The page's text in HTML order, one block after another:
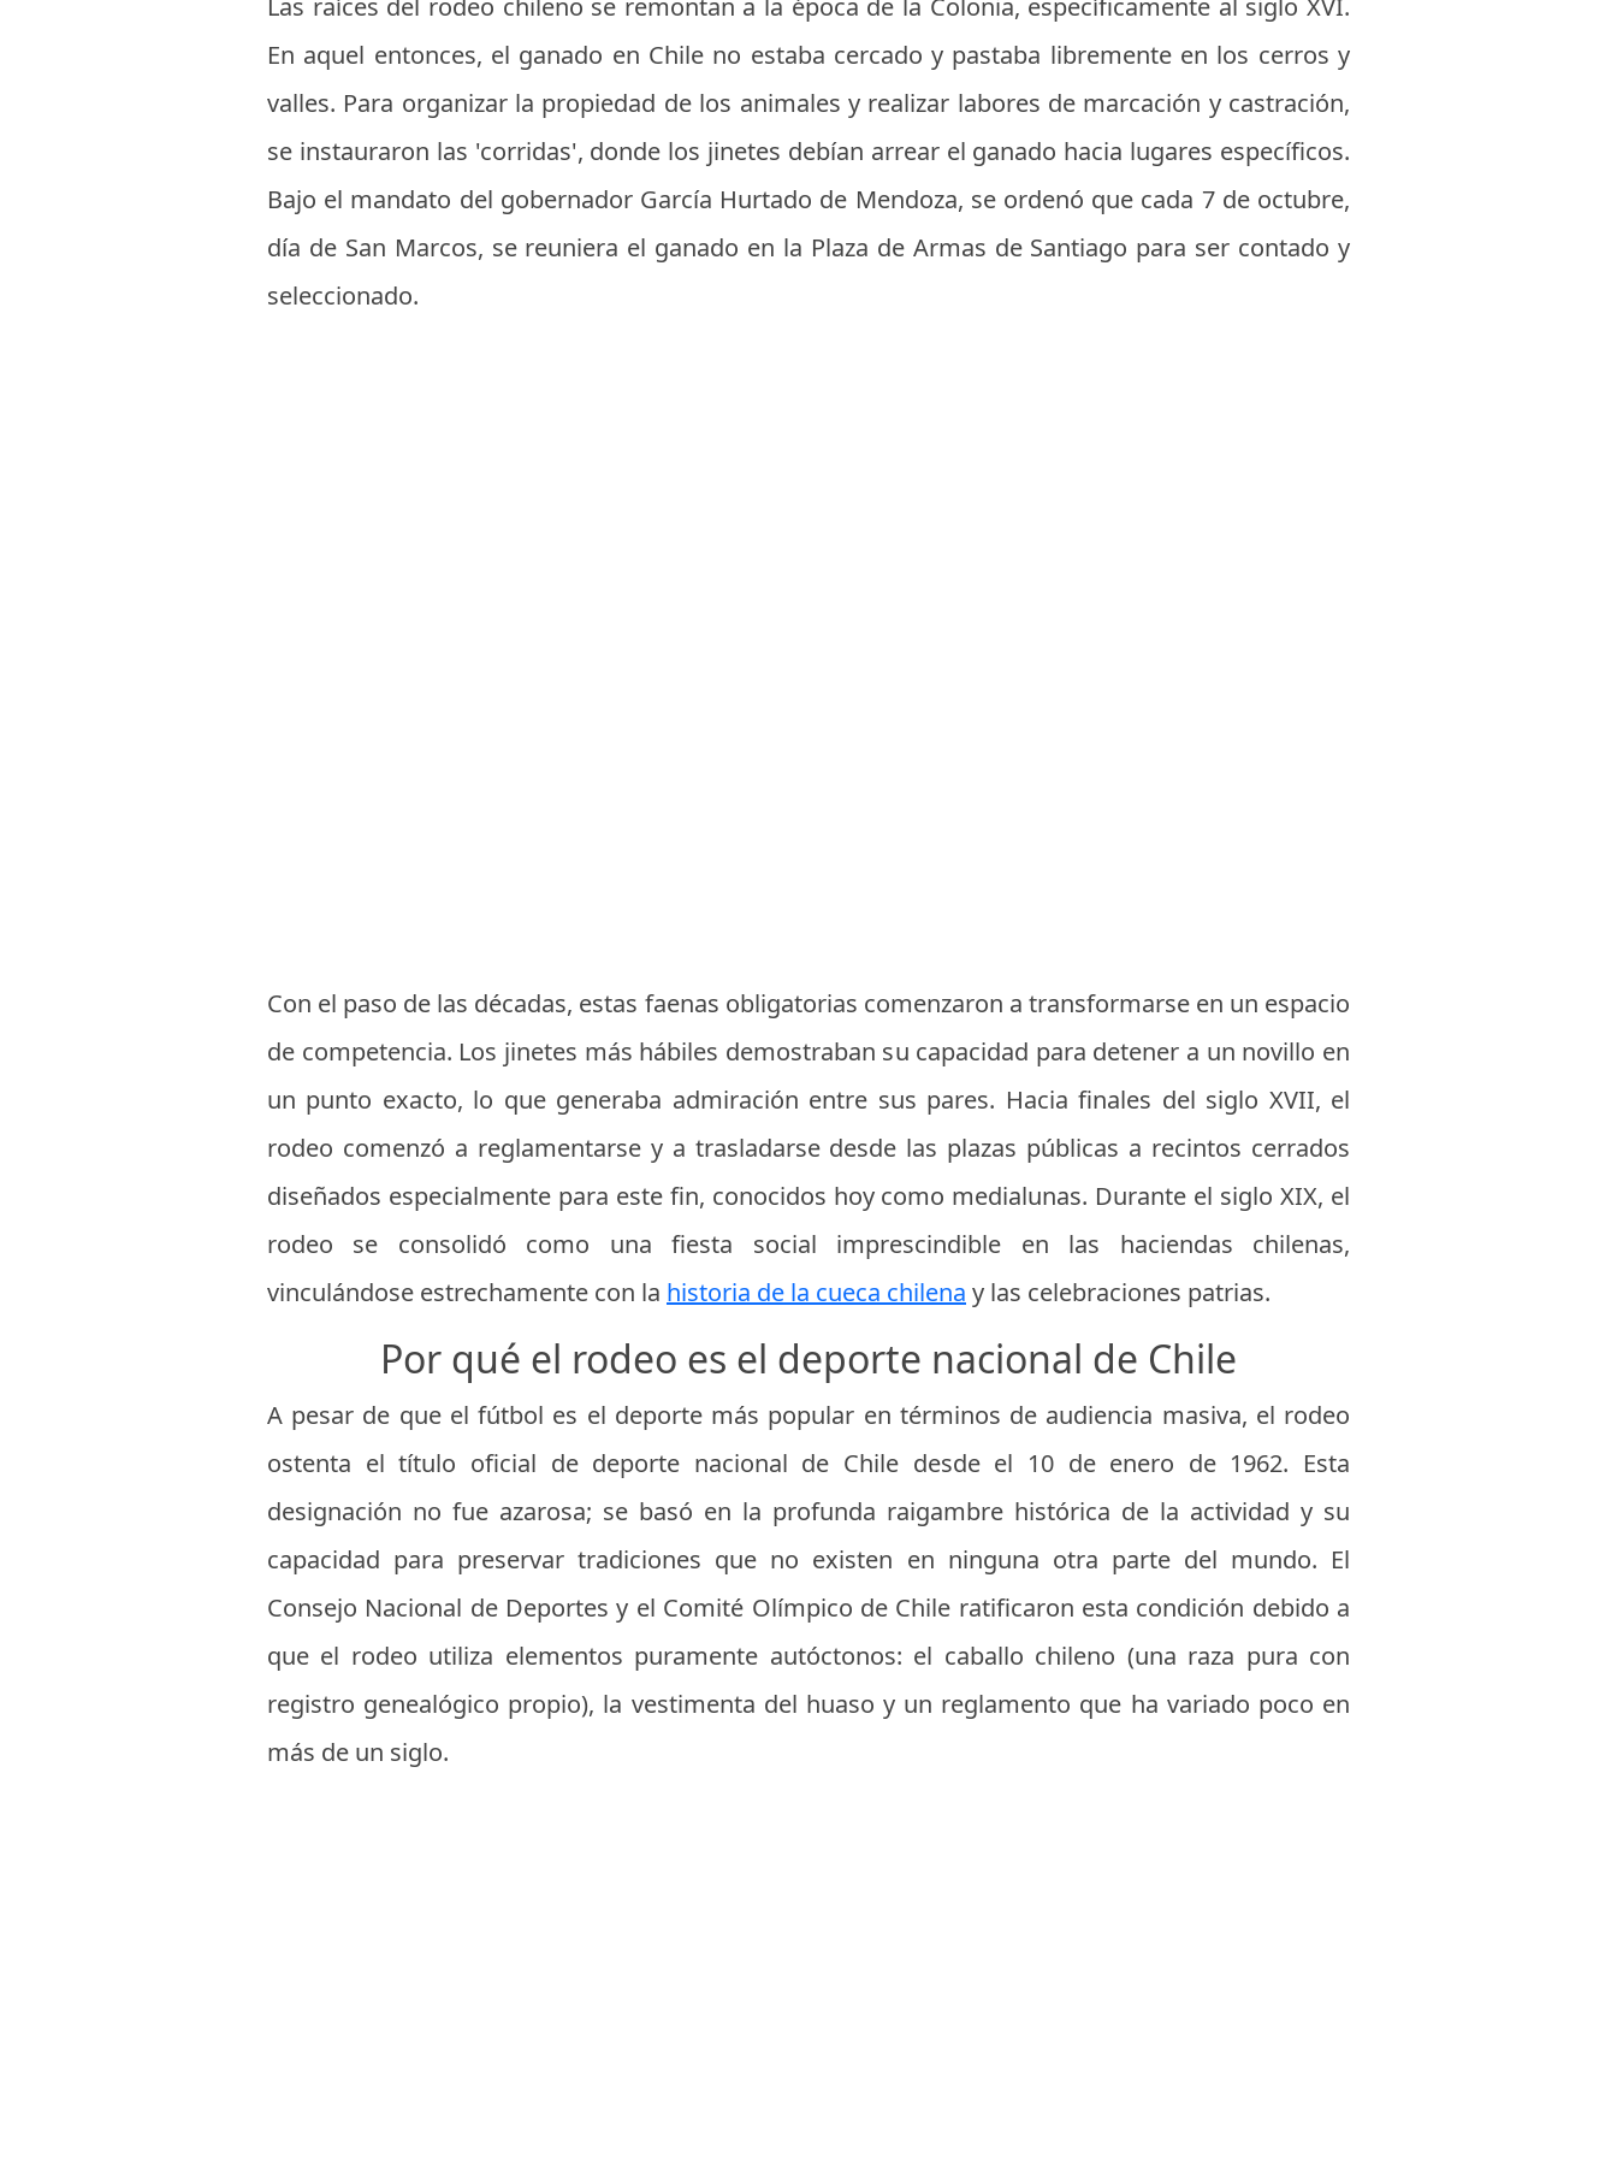
Las raíces del rodeo chileno se remontan a la época de la Colonia, específicamente al siglo XVI.
En aquel entonces, el ganado en Chile no estaba cercado y pastaba libremente en los cerros y
valles. Para organizar la propiedad de los animales y realizar labores de marcación y castración,
se instauraron las 'corridas', donde los jinetes debían arrear el ganado hacia lugares específicos.
Bajo el mandato del gobernador García Hurtado de Mendoza, se ordenó que cada 7 de octubre,
día de San Marcos, se reuniera el ganado en la Plaza de Armas de Santiago para ser contado y
seleccionado.
Con el paso de las décadas, estas faenas obligatorias comenzaron a transformarse en un espacio
de competencia. Los jinetes más hábiles demostraban su capacidad para detener a un novillo en
un punto exacto, lo que generaba admiración entre sus pares. Hacia finales del siglo XVII, el
rodeo comenzó a reglamentarse y a trasladarse desde las plazas públicas a recintos cerrados
diseñados especialmente para este fin, conocidos hoy como medialunas. Durante el siglo XIX, el
rodeo se consolidó como una fiesta social imprescindible en las haciendas chilenas,
vinculándose estrechamente con la historia de la cueca chilena y las celebraciones patrias.
Por qué el rodeo es el deporte nacional de Chile
A pesar de que el fútbol es el deporte más popular en términos de audiencia masiva, el rodeo
ostenta el título oficial de deporte nacional de Chile desde el 10 de enero de 1962. Esta
designación no fue azarosa; se basó en la profunda raigambre histórica de la actividad y su
capacidad para preservar tradiciones que no existen en ninguna otra parte del mundo. El
Consejo Nacional de Deportes y el Comité Olímpico de Chile ratificaron esta condición debido a
que el rodeo utiliza elementos puramente autóctonos: el caballo chileno (una raza pura con
registro genealógico propio), la vestimenta del huaso y un reglamento que ha variado poco en
más de un siglo.